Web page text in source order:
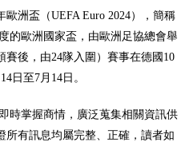
歐洲盃（UEFA Euro 2024），簡稱
的歐洲國家盃，由歐洲足協總會舉
賽後，由24隊入圍）賽事在德國10
日至7月14日。
時掌握商情，廣泛蒐集相關資訊供
所有訊息均屬完整、正確，讀者如